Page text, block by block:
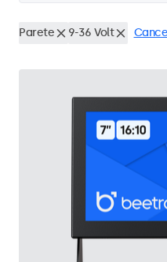
Parete 9-36 Volt